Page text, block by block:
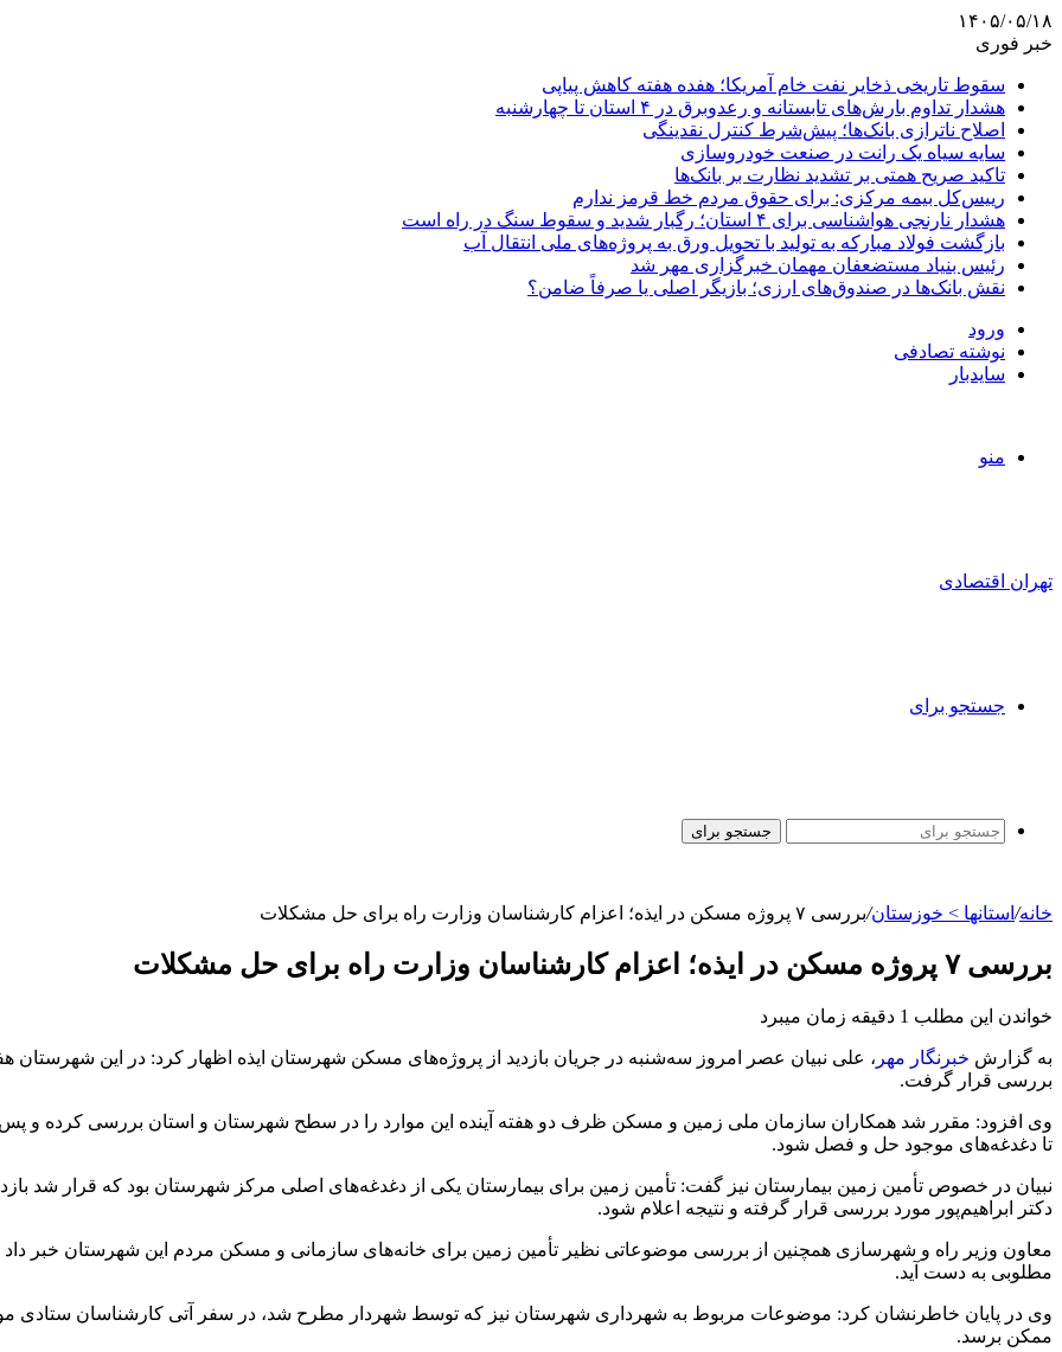
۱۴۰۵/۰۵/۱۸
خبر فوری
سقوط تاریخی ذخایر نفت خام آمریکا؛ هفده هفته کاهش پیاپی
هشدار تداوم بارش‌های تابستانه و رعدوبرق در ۴ استان تا چهارشنبه
اصلاح ناترازی بانک‌ها؛ پیش‌شرط کنترل نقدینگی
سایه سیاه یک رانت در صنعت خودروسازی
تاکید صریح همتی بر تشدید نظارت بر بانک‌ها
رییس‌کل بیمه مرکزی: برای حقوق مردم خط قرمز ندارم
هشدار نارنجی هواشناسی برای ۴ استان؛ رگبار شدید و سقوط سنگ در راه است
بازگشت فولاد مبارکه به تولید با تحویل ورق به پروژه‌های ملی انتقال آب
رئیس بنیاد مستضعفان مهمان خبرگزاری مهر شد
نقش بانک‌ها در صندوق‌های ارزی؛ بازیگر اصلی یا صرفاً ضامن؟
ورود
نوشته تصادفی
سایدبار
منو
تهران اقتصادی
جستجو برای
جستجو برای
خانه/ استانها > خوزستان/بررسی ۷ پروژه مسکن در ایذه؛ اعزام کارشناسان وزارت راه برای حل مشکلات
بررسی ۷ پروژه مسکن در ایذه؛ اعزام کارشناسان وزارت راه برای حل مشکلات
خواندن این مطلب 1 دقیقه زمان میبرد
به گزارش خبرنگار مهر
بررسی قرار گرفت.
وی افزود: مقرر شد همکاران سازمان ملی زمین و مسکن ظرف دو هفته آینده این موارد را در سطح شهرستان و استان بررسی کرده و پس
تا دغدغه‌های موجود حل و فصل شود.
نبیان در خصوص تأمین زمین بیمارستان نیز گفت: تأمین زمین برای بیمارستان یکی از دغدغه‌های اصلی مرکز شهرستان بود که قرار شد
دکتر ابراهیم‌پور مورد بررسی قرار گرفته و نتیجه اعلام شود.
معاون وزیر راه و شهرسازی همچنین از بررسی موضوعاتی نظیر تأمین زمین برای خانه‌های سازمانی و مسکن مردم این شهرستان خبر داد و
مطلوبی به دست آید.
وی در پایان خاطرنشان کرد: موضوعات مربوط به شهرداری شهرستان نیز که توسط شهردار مطرح شد، در سفر آتی کارشناسان ستادی
ممکن برسد.